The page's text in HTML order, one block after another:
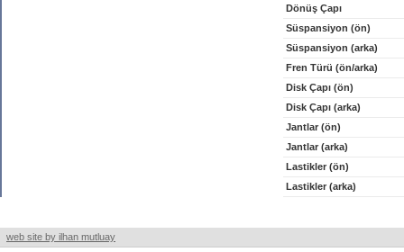
Dönüş Çapı
Süspansiyon (ön)
Süspansiyon (arka)
Fren Türü (ön/arka)
Disk Çapı (ön)
Disk Çapı (arka)
Jantlar (ön)
Jantlar (arka)
Lastikler (ön)
Lastikler (arka)
web site by ilhan mutluay